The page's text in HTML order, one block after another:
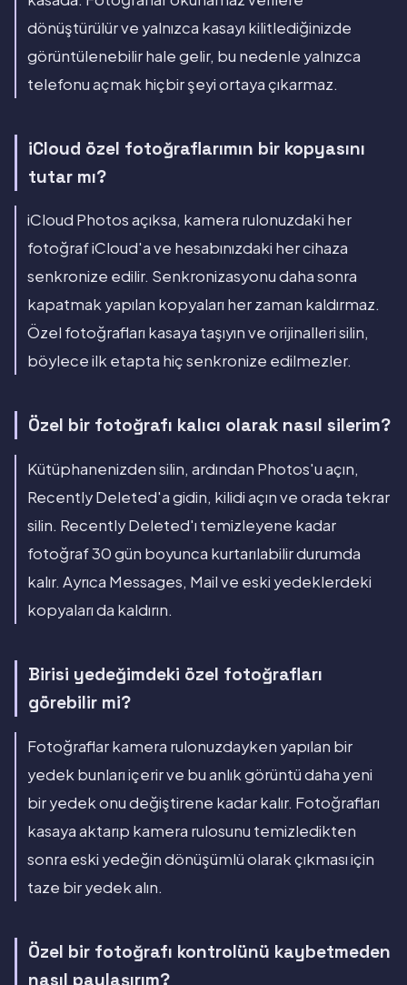
dönüştürülür ve yalnızca kasayı kilitlediğinizde
görüntülenebilir hale gelir, bu nedenle yalnızca
telefonu açmak hiçbir şeyi ortaya çıkarmaz.
iCloud özel fotoğraflarımın bir kopyasını
tutar mı?
iCloud Photos açıksa, kamera rulonuzdaki her
fotoğraf iCloud'a ve hesabınızdaki her cihaza
senkronize edilir. Senkronizasyonu daha sonra
kapatmak yapılan kopyaları her zaman kaldırmaz.
Özel fotoğrafları kasaya taşıyın ve orijinalleri silin,
böylece ilk etapta hiç senkronize edilmezler.
Özel bir fotoğrafı kalıcı olarak nasıl silerim?
Kütüphanenizden silin, ardından Photos'u açın,
Recently Deleted'a gidin, kilidi açın ve orada tekrar
silin. Recently Deleted'ı temizleyene kadar
fotoğraf 30 gün boyunca kurtarılabilir durumda
kalır. Ayrıca Messages, Mail ve eski yedeklerdeki
kopyaları da kaldırın.
Birisi yedeğimdeki özel fotoğrafları
görebilir mi?
Fotoğraflar kamera rulonuzdayken yapılan bir
yedek bunları içerir ve bu anlık görüntü daha yeni
bir yedek onu değiştirene kadar kalır. Fotoğrafları
kasaya aktarıp kamera rulosunu temizledikten
sonra eski yedeğin dönüşümlü olarak çıkması için
taze bir yedek alın.
Özel bir fotoğrafı kontrolünü kaybetmeden
nasıl paylaşırım?